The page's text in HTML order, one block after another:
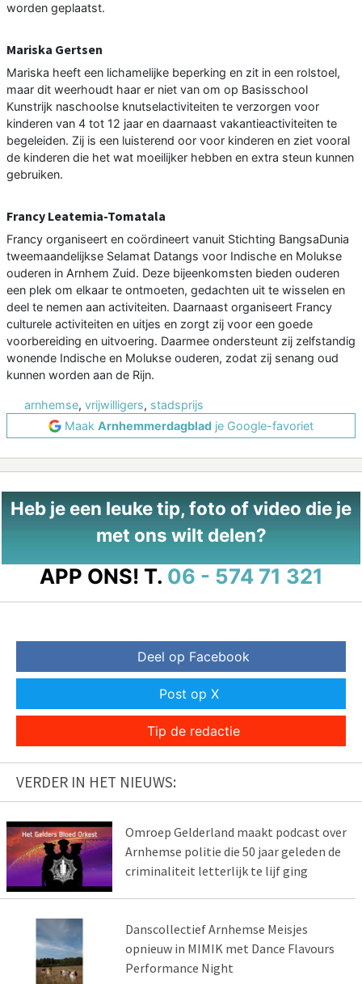
worden geplaatst.
Mariska Gertsen
Mariska heeft een lichamelijke beperking en zit in een rolstoel,
maar dit weerhoudt haar er niet van om op Basisschool
Kunstrijk naschoolse knutselactiviteiten te verzorgen voor
kinderen van 4 tot 12 jaar en daarnaast vakantieactiviteiten te
begeleiden. Zij is een luisterend oor voor kinderen en ziet vooral
de kinderen die het wat moeilijker hebben en extra steun kunnen
gebruiken.
Francy Leatemia-Tomatala
Francy organiseert en coördineert vanuit Stichting BangsaDunia
tweemaandelijkse Selamat Datangs voor Indische en Molukse
ouderen in Arnhem Zuid. Deze bijeenkomsten bieden ouderen
een plek om elkaar te ontmoeten, gedachten uit te wisselen en
deel te nemen aan activiteiten. Daarnaast organiseert Francy
culturele activiteiten en uitjes en zorgt zij voor een goede
voorbereiding en uitvoering. Daarmee ondersteunt zij zelfstandig
wonende Indische en Molukse ouderen, zodat zij senang oud
kunnen worden aan de Rijn.
arnhemse, vrijwilligers, stadsprijs
Maak Arnhemmerdagblad je Google-favoriet
Heb je een leuke tip, foto of video die je
met ons wilt delen?
APP ONS! T. 06 - 574 71 321
Deel op Facebook
Post op X
Tip de redactie
VERDER IN HET NIEUWS:
Omroep Gelderland maakt podcast over
Arnhemse politie die 50 jaar geleden de
criminaliteit letterlijk te lijf ging
Danscollectief Arnhemse Meisjes
opnieuw in MIMIK met Dance Flavours
Performance Night